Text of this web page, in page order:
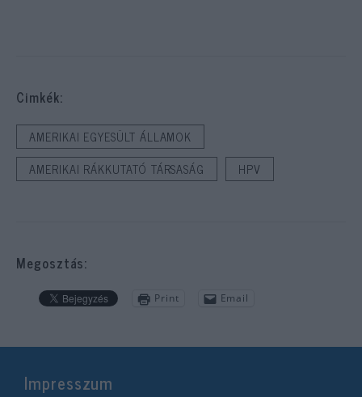
Cimkék:
AMERIKAI EGYESÜLT ÁLLAMOK
AMERIKAI RÁKKUTATÓ TÁRSASÁG
HPV
Megosztás:
Print Email
Impresszum